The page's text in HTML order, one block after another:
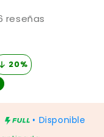
reseñas
20%
• Disponible